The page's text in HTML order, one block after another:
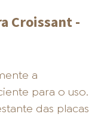
Croissant -
a
para o uso.
das placas